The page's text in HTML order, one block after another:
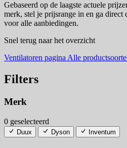
Gebaseerd op de laagste actuele
merk, stel je prijsrange in en ga direct
voor alle aanbiedingen.
Snel terug naar het overzicht
Ventilatoren pagina Alle
Filters
Merk
0 geselecteerd
Duux Dyson Inventum